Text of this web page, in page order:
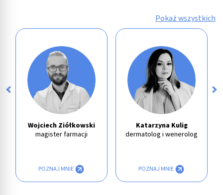
Pokaż wszystkich
Wojciech Ziółkowski
magister farmacji
POZNAJ MNIE
Katarzyna Kulig
dermatolog i wenerolog
POZNAJ MNIE